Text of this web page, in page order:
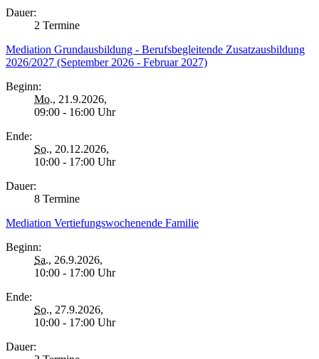
Dauer:
2 Termine
Mediation Grundausbildung - Berufsbegleitende Zusatzausbildung
2026/2027 (September 2026 - Februar 2027)
Beginn:
Mo., 21.9.2026,
09:00 - 16:00 Uhr
Ende:
So., 20.12.2026,
10:00 - 17:00 Uhr
Dauer:
8 Termine
Mediation Vertiefungswochenende Familie
Beginn:
Sa., 26.9.2026,
10:00 - 17:00 Uhr
Ende:
So., 27.9.2026,
10:00 - 17:00 Uhr
Dauer: